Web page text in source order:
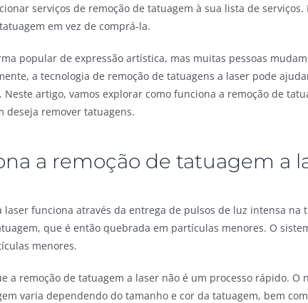
serviços de remoção de tatuagem à sua lista de
em vez de comprá-la.
popular de expressão artística, mas muitas pessoas
a tecnologia de remoção de tatuagens a laser pode
Neste artigo, vamos explorar como funciona a remoção de
deseja remover tatuagens.
a remoção de tatuagem a
laser funciona através da entrega de pulsos de luz intensa na
que é então quebrada em partículas menores. O
menores.
a remoção de tatuagem a laser não é um processo rápido. O
varia dependendo do tamanho e cor da tatuagem, bem